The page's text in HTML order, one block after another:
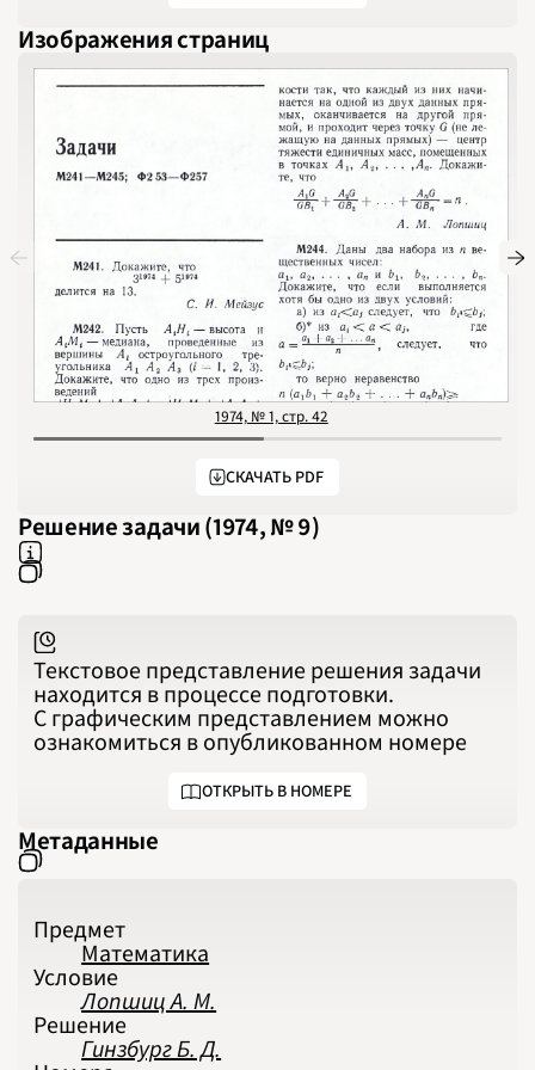
2012
2013
2014
2015
2025
ПОДРОБНО
Изображения страниц
1974, № 1, стр. 42
СКАЧАТЬ PDF
Решение задачи (1974, № 9)
Текстовое представление решения задачи
находится в процессе подготовки.
С графическим представлением можно
ознакомиться в опубликованном номере
ОТКРЫТЬ В НОМЕРЕ
Метаданные
Предмет
Математика
Условие
Лопшиц А. М.
Решение
Гинзбург Б. Д.